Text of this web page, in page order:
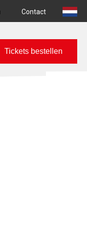
Contact
Tickets bestellen